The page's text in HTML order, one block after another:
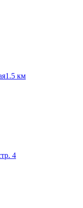
1.5 км
4